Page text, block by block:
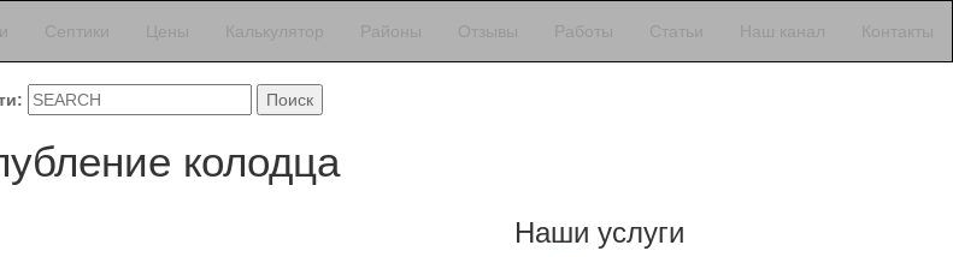
Септики Цены Калькулятор Районы Отзывы Работы Статьи Наш канал Контакты
колодца
Наши услуги